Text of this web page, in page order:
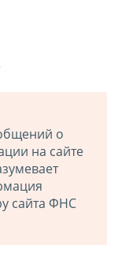
о
на сайте
сайта ФНС